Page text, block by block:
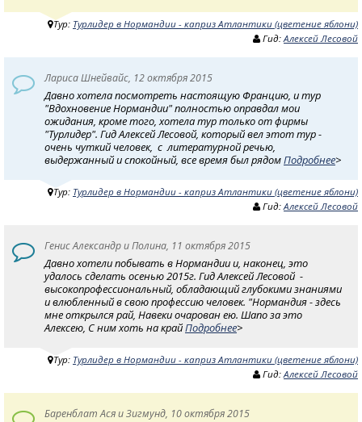
Тур: Турлидер в Нормандии - каприз Атлантики (цветение яблони)
Гид: Алексей Лесовой
Лариса Шнейвайс, 12 октября 2015
Давно хотела посмотреть настоящую Францию, и тур
"Вдохновение Нормандии" полностью оправдал мои
ожидания, кроме того, хотела тур только от фирмы
"Турлидер". Гид Алексей Лесовой, который вел этот тур -
очень чуткий человек, с литературной речью,
выдержанный и спокойный, все время был рядомПодробнее>
Тур: Турлидер в Нормандии - каприз Атлантики (цветение яблони)
Гид:Алексей Лесовой
Генис Александр и Полина, 11 октября 2015
Давно хотели побывать в Нормандии и, наконец, это
удалось сделать осенью 2015г. Гид Алексей Лесовой -
высокопрофессиональный, обладающий глубокими знаниями
и влюбленный в свою профессию человек. "Нормандия - здесь
мне открылся рай, Навеки очарован ею. Шапо за это
Алексею, С ним хоть на крайПодробнее>
Тур: Турлидер в Нормандии - каприз Атлантики (цветение яблони)
Гид:Алексей Лесовой
Баренблат Ася и Зигмунд, 10 октября 2015